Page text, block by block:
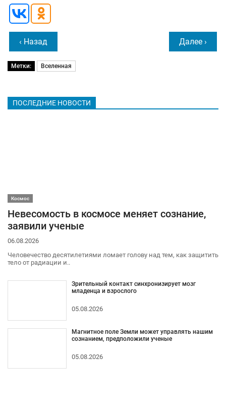
‹ Назад Далее ›
Метки: Вселенная
ПОСЛЕДНИЕ НОВОСТИ
Космос
Невесомость в космосе меняет сознание,
заявили ученые
06.08.2026
Человечество десятилетиями ломает голову над тем, как защитить
тело от радиации и..
Зрительный контакт синхронизирует мозг
младенца и взрослого
05.08.2026
Магнитное поле Земли может управлять нашим
сознанием, предположили ученые
05.08.2026